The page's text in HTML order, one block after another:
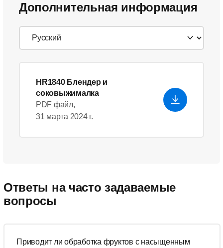
Дополнительная информация
HR1840 Блендер и
соковыжималка
PDF файл,
31 марта 2024 г.
Ответы на часто задаваемые
вопросы
Приводит ли обработка фруктов с насыщенным